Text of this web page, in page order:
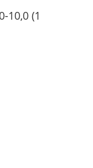
10,0 (1